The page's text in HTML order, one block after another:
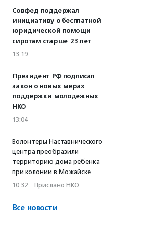
Совфед поддержал
инициативу о бесплатной
юридической помощи
сиротам старше 23 лет
13:19
Президент РФ подписал
закон о новых мерах
поддержки молодежных
НКО
13:04
Волонтеры Наставнического
центра преобразили
территорию дома ребенка
при колонии в Можайске
10:32 · Прислано НКО
Все новости